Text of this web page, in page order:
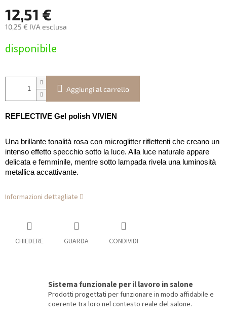
12,51 €
10,25 € IVA esclusa
della
disponibile
Aggiungi al carrello
REFLECTIVE Gel polish VIVIEN
Una brillante tonalità rosa con microglitter riflettenti che creano un
intenso effetto specchio sotto la luce. Alla luce naturale appare
delicata e femminile, mentre sotto lampada rivela una luminosità
metallica accattivante.
Informazioni dettagliate
CHIEDERE GUARDA CONDIVIDI
Sistema funzionale per il lavoro in salone
Prodotti progettati per funzionare in modo affidabile e
coerente tra loro nel contesto reale del salone.